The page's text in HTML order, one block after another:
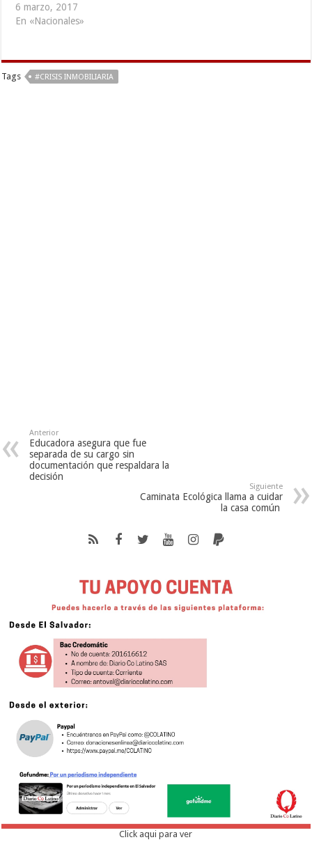
6 marzo, 2017
En «Nacionales»
Tags #CRISIS INMOBILIARIA
Anterior
Educadora asegura que fue
separada de su cargo sin
documentación que respaldara la
decisión
Siguiente
Caminata Ecológica llama a cuidar
la casa común
Click aqui para ver